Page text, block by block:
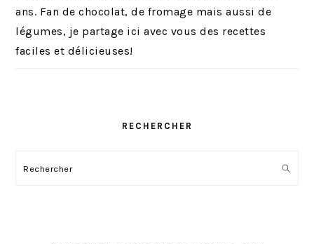
ans. Fan de chocolat, de fromage mais aussi de
légumes, je partage ici avec vous des recettes
faciles et délicieuses!
RECHERCHER
Rechercher